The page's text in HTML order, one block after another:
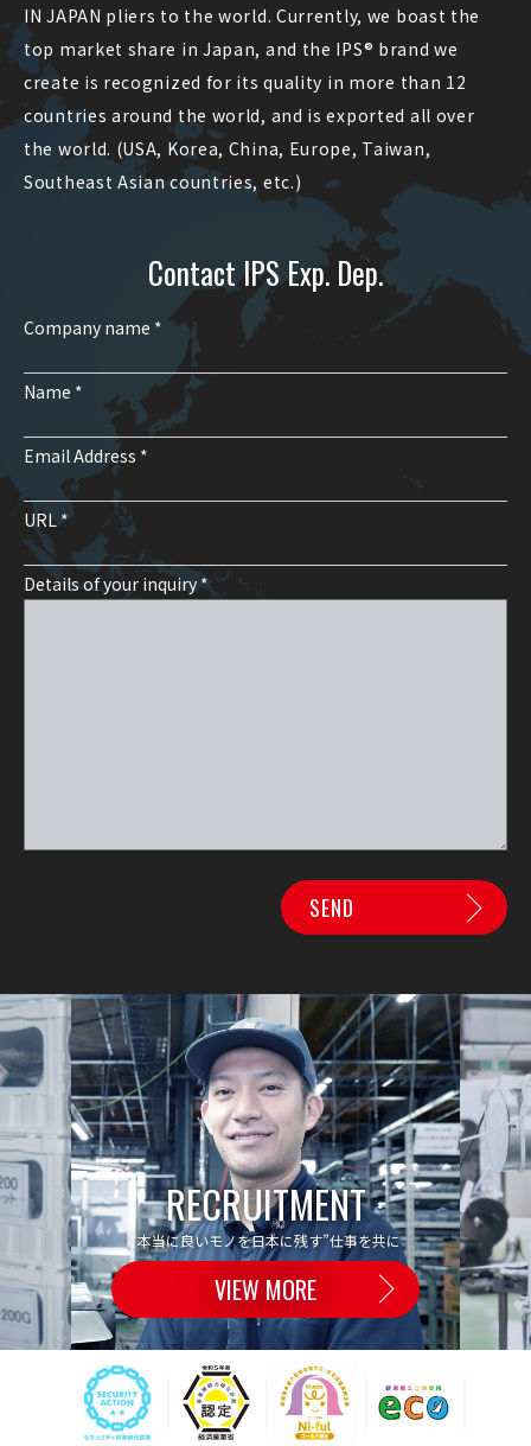
IN JAPAN pliers to the world. Currently, we boast the
top market share in Japan, and the IPS® brand we
create is recognized for its quality in more than 12
countries around the world, and is exported all over
the world. (USA, Korea, China, Europe, Taiwan,
Southeast Asian countries, etc.)
Contact IPS Exp. Dep.
Company name *
Name *
Email Address *
URL *
Details of your inquiry *
RECRUITMENT
“本当に良いモノを日本に残す”仕事を共に
VIEW MORE